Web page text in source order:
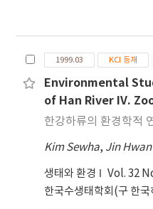
영양세균 군집의 크기
64%,그람양성 세균은
pH가 낮아짐에 따라
1999.03 KCI 등재
Environmental
of Han River IV.
한강하류의 환경학적
Kim Sewha, Jin Hwan
생태와 환경 Vol. 32
한국수생태학회(구 한